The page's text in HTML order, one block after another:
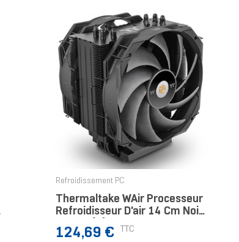
Refroidissement PC
Thermaltake WAir Processeur
Refroidisseur D'air 14 Cm Noir
Prix
124,69 € TTC